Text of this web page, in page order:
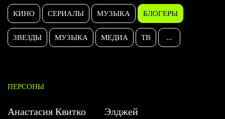
КИНО СЕРИАЛЫ МУЗЫКА БЛОГЕРЫ
ЗВЕЗДЫ МУЗЫКА МЕДИА ТВ ...
ПЕРСОНЫ
Анастасия Квитко
Элджей